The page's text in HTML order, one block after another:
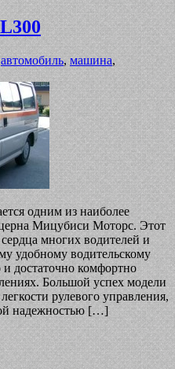
автомобиль,машина,
одним из наиболее
Мицубиси Моторс. Этот
многих водителей и
удобному водительскому
достаточно комфортно
Большой успех модели
рулевого управления,
надежностью […]